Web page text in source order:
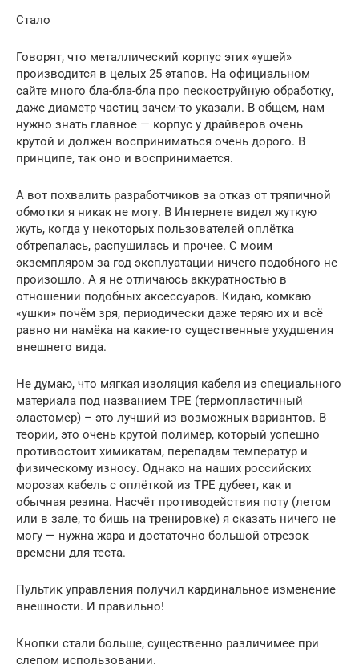
Стало
Говорят, что металлический корпус этих «ушей»
производится в целых 25 этапов. На официальном
сайте много бла-бла-бла про пескоструйную обработку,
даже диаметр частиц зачем-то указали. В общем, нам
нужно знать главное — корпус у драйверов очень
крутой и должен восприниматься очень дорого. В
принципе, так оно и воспринимается.
А вот похвалить разработчиков за отказ от тряпичной
обмотки я никак не могу. В Интернете видел жуткую
жуть, когда у некоторых пользователей оплётка
обтрепалась, распушилась и прочее. С моим
экземпляром за год эксплуатации ничего подобного не
произошло. А я не отличаюсь аккуратностью в
отношении подобных аксессуаров. Кидаю, комкаю
«ушки» почём зря, периодически даже теряю их и всё
равно ни намёка на какие-то существенные ухудшения
внешнего вида.
Не думаю, что мягкая изоляция кабеля из специального
материала под названием TPE (термопластичный
эластомер) – это лучший из возможных вариантов. В
теории, это очень крутой полимер, который успешно
противостоит химикатам, перепадам температур и
физическому износу. Однако на наших российских
морозах кабель с оплёткой из TPE дубеет, как и
обычная резина. Насчёт противодействия поту (летом
или в зале, то бишь на тренировке) я сказать ничего не
могу — нужна жара и достаточно большой отрезок
времени для теста.
Пультик управления получил кардинальное изменение
внешности. И правильно!
Кнопки стали больше, существенно различимее при
слепом использовании.